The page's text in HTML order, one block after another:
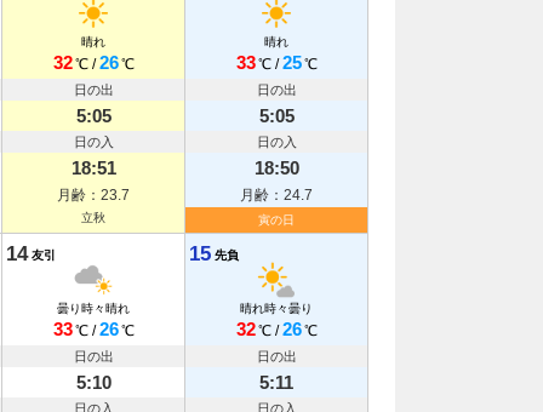
晴れ
32℃/26℃
日の出
5:05
日の入
18:51
月齢：23.7
立秋
晴れ
33℃/25℃
日の出
5:05
日の入
18:50
月齢：24.7
寅の日
14 友引
曇り時々晴れ
33℃/26℃
日の出
5:10
日の入
15 先負
晴れ時々曇り
32℃/26℃
日の出
5:11
日の入